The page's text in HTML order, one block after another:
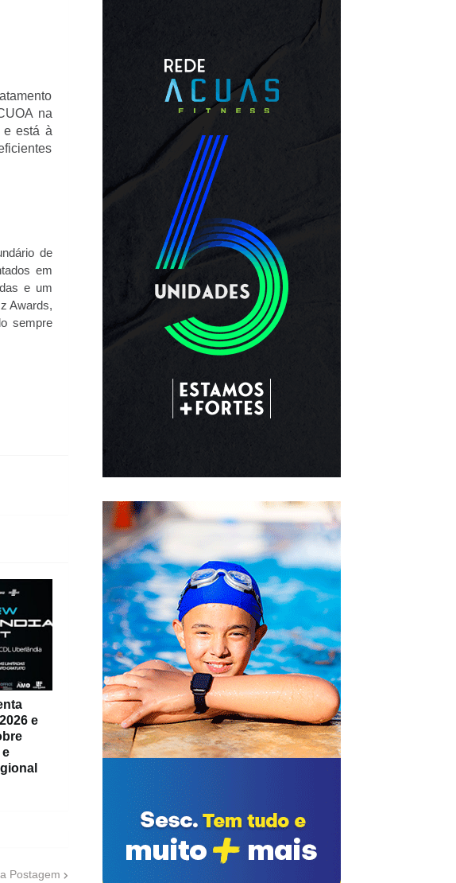
na
e está à
de
em
e um
Awards,
sempre
e
Postagem